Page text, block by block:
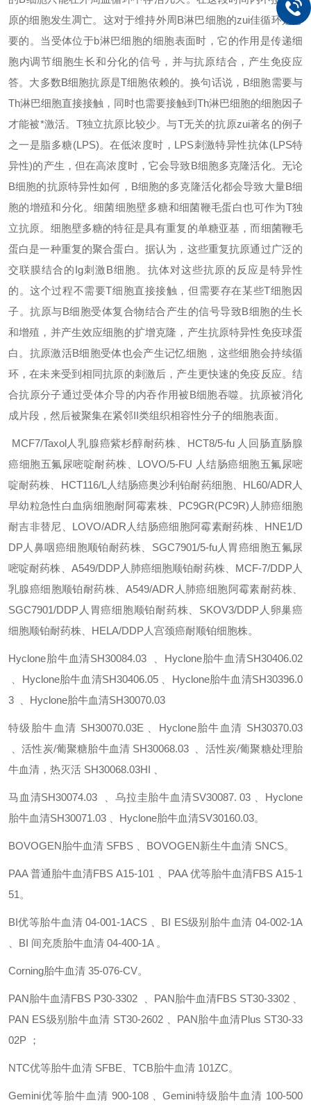
原的细胞发生凋亡。这对于维持外周B淋巴细胞的zui佳循环是必
要的。当受体位于b淋巴细胞的细胞表面时，它的作用是传递细
胞内调节细胞生长和分化的信号，并与抗原结合，产生免疫应
答。大多数B细胞抗原是T细胞依赖的。换句话说，B细胞需要与
Th淋巴细胞直接接触，同时也需要接触到Th淋巴细胞的细胞因子
才能被*激活。T独立抗原比较少。与T无关的抗原zui著名的例子
之一是脂多糖(LPS)。在低浓度时，LPS刺激特异性抗体(LPS特
异性)的产生，但在高浓度时，它会导致B细胞多克隆活化。无论
B细胞的抗原特异性如何，B细胞的多克隆活化都会导致大量B细
胞的增殖和分化。细菌细胞壁多糖和细菌鞭毛蛋白也可作为T独
立抗原。细胞壁多糖的特征是具有重复的单糖亚基，而细菌鞭毛
蛋白是一种重复的聚合蛋白。据认为，这些重复抗原通过广泛的
交联膜结合的Ig刺激B细胞。抗体对这些抗原的反应是特异性
的。这个过程不需要T细胞直接接触，但需要存在某些T细胞因
子。抗原与B细胞受体复合物结合产生的信号导致B细胞的生长
和增殖，并产生效应细胞的扩增克隆，产生抗原特异性免疫球蛋
白。抗原激活B细胞受体也会产生记忆细胞，这些细胞会持续循
环，在未来受到相同抗原的刺激后，产生更快速的免疫反应。结
合抗原分子通过受体介导的内吞作用被B细胞吞噬。抗原被消化
成片段，然后被聚集在紧邻II类组织相容性分子的细胞表面。
MCF7/Taxol人乳腺癌紫杉醇耐药株、HCT8/5-fu 人回肠直肠腺
癌细胞五氟尿嘧啶耐药株、LOVO/5-FU 人结肠癌细胞五氟尿嘧
啶耐药株、HCT116/L人结肠癌奥沙利铂耐药细胞、HL60/ADR人
早幼粒急性白血病细胞耐阿霉素株、PC9GR(PC9R)人肺癌细胞
耐吉非替尼、LOVO/ADR人结肠癌细胞阿霉素耐药株、HNE1/D
DP人鼻咽癌细胞顺铂耐药株、SGC7901/5-fu人胃癌细胞五氟尿
嘧啶耐药株、A549/DDP人肺癌细胞顺铂耐药株、MCF-7/DDP人
乳腺癌细胞顺铂耐药株、A549/ADR人肺癌细胞阿霉素耐药株、
SGC7901/DDP人胃癌细胞顺铂耐药株、SKOV3/DDP人卵巢癌
细胞顺铂耐药株、HELA/DDP人宫颈癌耐顺铂细胞株。
Hyclone胎牛血清SH30084.03 、Hyclone胎牛血清SH30406.02
、Hyclone胎牛血清SH30406.05 、Hyclone胎牛血清SH30396.0
3 、Hyclone胎牛血清SH30070.03
特级胎牛血清 SH30070.03E 、Hyclone胎牛血清 SH30370.03
、活性炭/葡聚糖胎牛血清 SH30068.03 、活性炭/葡聚糖处理胎
牛血清，热灭活 SH30068.03HI 、
马血清SH30074.03 、乌拉圭胎牛血清SV30087. 03 、Hyclone
胎牛血清SH30071.03 、Hyclone胎牛血清SV30160.03。
BOVOGEN胎牛血清 SFBS 、BOVOGEN新生牛血清 SNCS。
PAA 普通胎牛血清FBS A15-101 、PAA 优等胎牛血清FBS A15-1
51。
BI优等胎牛血清 04-001-1ACS 、BI ES级别胎牛血清 04-002-1A
、BI 间充质胎牛血清 04-400-1A 。
Corning胎牛血清 35-076-CV。
PAN胎牛血清FBS P30-3302 、PAN胎牛血清FBS ST30-3302 、
PAN ES级别胎牛血清 ST30-2602 、PAN胎牛血清Plus ST30-33
02P ；
NTC优等胎牛血清 SFBE、TCB胎牛血清 101ZC。
Gemini优等胎牛血清 900-108 、Gemini特级胎牛血清 100-500